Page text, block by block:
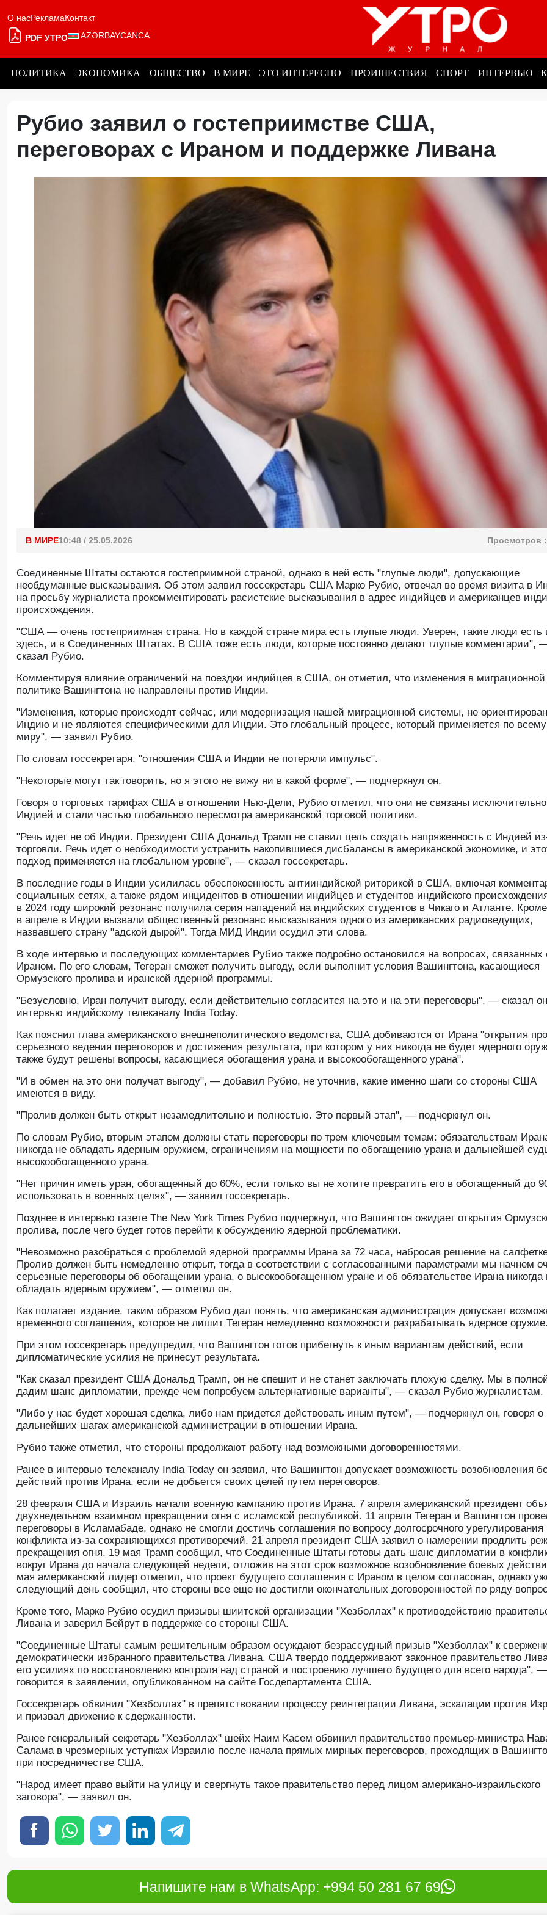
О насРекламаКонтакт
PDF УТРО AZƏRBAYCANCA
ПОЛИТИКА ЭКОНОМИКА ОБЩЕСТВО В МИРЕ ЭТО ИНТЕРЕСНО ПРОИШЕСТВИЯ СПОРТ ИНТЕРВЬЮ
Рубио заявил о гостеприимстве США,
переговорах с Ираном и поддержке Ливана
В МИРЕ10:48 / 25.05.2026 Просмотров :
Соединенные Штаты остаются гостеприимной страной, однако в ней есть "глупые люди", допускающие
необдуманные высказывания. Об этом заявил госсекретарь США Марко Рубио, отвечая во время визита в
на просьбу журналиста прокомментировать расистские высказывания в адрес индийцев и американцев
происхождения.
"США — очень гостеприимная страна. Но в каждой стране мира есть глупые люди. Уверен, такие люди есть
здесь, и в Соединенных Штатах. В США тоже есть люди, которые постоянно делают глупые комментарии",
сказал Рубио.
Комментируя влияние ограничений на поездки индийцев в США, он отметил, что изменения в миграционной
политике Вашингтона не направлены против Индии.
"Изменения, которые происходят сейчас, или модернизация нашей миграционной системы, не
Индию и не являются специфическими для Индии. Это глобальный процесс, который применяется по всему
миру", — заявил Рубио.
По словам госсекретаря, "отношения США и Индии не потеряли импульс".
"Некоторые могут так говорить, но я этого не вижу ни в какой форме", — подчеркнул он.
Говоря о торговых тарифах США в отношении Нью-Дели, Рубио отметил, что они не связаны
Индией и стали частью глобального пересмотра американской торговой политики.
"Речь идет не об Индии. Президент США Дональд Трамп не ставил цель создать напряженность с Индией
торговли. Речь идет о необходимости устранить накопившиеся дисбалансы в американской экономике, и
подход применяется на глобальном уровне", — сказал госсекретарь.
В последние годы в Индии усилилась обеспокоенность антииндийской риторикой в США, включая
социальных сетях, а также рядом инцидентов в отношении индийцев и студентов индийского
в 2024 году широкий резонанс получила серия нападений на индийских студентов в Чикаго и Атланте. Кроме
в апреле в Индии вызвали общественный резонанс высказывания одного из американских радиоведущих,
назвавшего страну "адской дырой". Тогда МИД Индии осудил эти слова.
В ходе интервью и последующих комментариев Рубио также подробно остановился на вопросах, связанных
Ираном. По его словам, Тегеран сможет получить выгоду, если выполнит условия Вашингтона, касающиеся
Ормузского пролива и иранской ядерной программы.
"Безусловно, Иран получит выгоду, если действительно согласится на это и на эти переговоры", — сказал
интервью индийскому телеканалу India Today.
Как пояснил глава американского внешнеполитического ведомства, США добиваются от Ирана "открытия
серьезного ведения переговоров и достижения результата, при котором у них никогда не будет ядерного
также будут решены вопросы, касающиеся обогащения урана и высокообогащенного урана".
"И в обмен на это они получат выгоду", — добавил Рубио, не уточнив, какие именно шаги со стороны США
имеются в виду.
"Пролив должен быть открыт незамедлительно и полностью. Это первый этап", — подчеркнул он.
По словам Рубио, вторым этапом должны стать переговоры по трем ключевым темам: обязательствам
никогда не обладать ядерным оружием, ограничениям на мощности по обогащению урана и дальнейшей
высокообогащенного урана.
"Нет причин иметь уран, обогащенный до 60%, если только вы не хотите превратить его в обогащенный до
использовать в военных целях", — заявил госсекретарь.
Позднее в интервью газете The New York Times Рубио подчеркнул, что Вашингтон ожидает открытия
пролива, после чего будет готов перейти к обсуждению ядерной проблематики.
"Невозможно разобраться с проблемой ядерной программы Ирана за 72 часа, набросав решение на
Пролив должен быть немедленно открыт, тогда в соответствии с согласованными параметрами мы начнем
серьезные переговоры об обогащении урана, о высокообогащенном уране и об обязательстве Ирана никогда
обладать ядерным оружием", — отметил он.
Как полагает издание, таким образом Рубио дал понять, что американская администрация допускает
временного соглашения, которое не лишит Тегеран немедленно возможности разрабатывать ядерное оружие.
При этом госсекретарь предупредил, что Вашингтон готов прибегнуть к иным вариантам действий, если
дипломатические усилия не принесут результата.
"Как сказал президент США Дональд Трамп, он не спешит и не станет заключать плохую сделку. Мы в
дадим шанс дипломатии, прежде чем попробуем альтернативные варианты", — сказал Рубио журналистам.
"Либо у нас будет хорошая сделка, либо нам придется действовать иным путем", — подчеркнул он, говоря о
дальнейших шагах американской администрации в отношении Ирана.
Рубио также отметил, что стороны продолжают работу над возможными договоренностями.
Ранее в интервью телеканалу India Today он заявил, что Вашингтон допускает возможность возобновления
действий против Ирана, если не добьется своих целей путем переговоров.
28 февраля США и Израиль начали военную кампанию против Ирана. 7 апреля американский президент
двухнедельном взаимном прекращении огня с исламской республикой. 11 апреля Тегеран и Вашингтон
переговоры в Исламабаде, однако не смогли достичь соглашения по вопросу долгосрочного урегулирования
конфликта из-за сохраняющихся противоречий. 21 апреля президент США заявил о намерении продлить
прекращения огня. 19 мая Трамп сообщил, что Соединенные Штаты готовы дать шанс дипломатии в
вокруг Ирана до начала следующей недели, отложив на этот срок возможное возобновление боевых
мая американский лидер отметил, что проект будущего соглашения с Ираном в целом согласован, однако
следующий день сообщил, что стороны все еще не достигли окончательных договоренностей по ряду
Кроме того, Марко Рубио осудил призывы шиитской организации "Хезболлах" к противодействию
Ливана и заверил Бейрут в поддержке со стороны США.
"Соединенные Штаты самым решительным образом осуждают безрассудный призыв "Хезболлах" к
демократически избранного правительства Ливана. США твердо поддерживают законное правительство
его усилиях по восстановлению контроля над страной и построению лучшего будущего для всего народа", —
говорится в заявлении, опубликованном на сайте Госдепартамента США.
Госсекретарь обвинил "Хезболлах" в препятствовании процессу реинтеграции Ливана, эскалации против
и призвал движение к сдержанности.
Ранее генеральный секретарь "Хезболлах" шейх Наим Касем обвинил правительство премьер-министра
Салама в чрезмерных уступках Израилю после начала прямых мирных переговоров, проходящих в
при посредничестве США.
"Народ имеет право выйти на улицу и свергнуть такое правительство перед лицом американо-израильского
заговора", — заявил он.
Напишите нам в WhatsApp: +994 50 281 67 69